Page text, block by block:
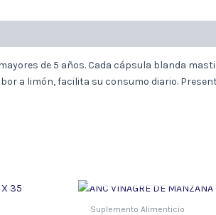
de 5 años.Cada cápsula blanda
a limón, facilita su consumo diario.
Suplemento Alimenticio